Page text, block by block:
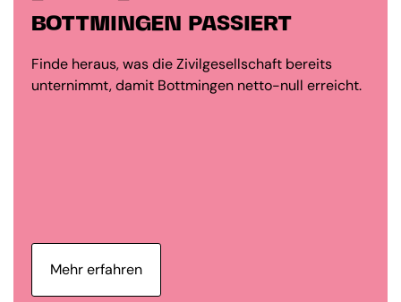
BOTTMINGEN PASSIERT
Finde heraus, was die Zivilgesellschaft bereits
unternimmt, damit Bottmingen netto-null erreicht.
Mehr erfahren